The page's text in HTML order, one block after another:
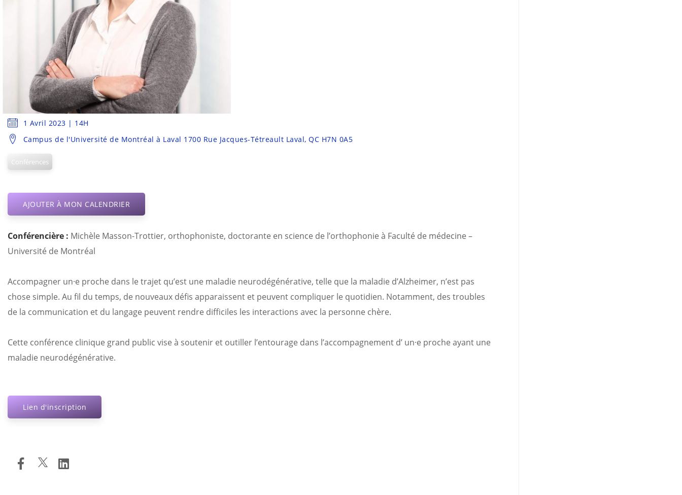
1 Avril 2023 | 14H
Campus de l'Université de Montréal à Laval 1700 Rue Jacques-Tétreault Laval, QC H7N 0A5
Conférences
AJOUTER À MON CALENDRIER
Conférencière : Michèle Masson-Trottier, orthophoniste, doctorante en science de l’orthophonie à Faculté de médecine –
Université de Montréal
Accompagner un·e proche dans le trajet qu’est une maladie neurodégénérative, telle que la maladie d’Alzheimer, n’est pas
chose simple. Au fil du temps, de nouveaux défis apparaissent et peuvent compliquer le quotidien. Notamment, des troubles
de la communication et du langage peuvent rendre difficiles les interactions avec la personne chère.
Cette conférence clinique grand public vise à soutenir et outiller l’entourage dans l’accompagnement d’ un·e proche ayant une
maladie neurodégénérative.
Lien d'inscription